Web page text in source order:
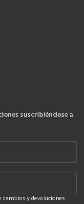
suscribiéndose a
cambios y devoluciones